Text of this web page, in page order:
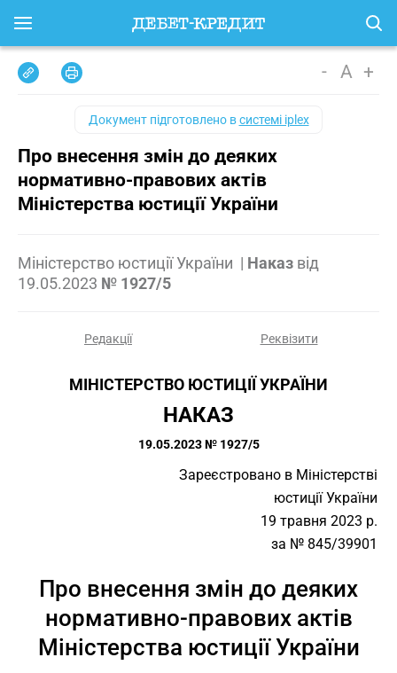
- A +
Документ підготовлено всистемі iplex
Про внесення змін до деяких
нормативно-правових актів
Міністерства юстиції України
Міністерство юстиції України | Наказ від
19.05.2023 № 1927/5
Редакції Реквізити
МІНІСТЕРСТВО ЮСТИЦІЇ УКРАЇНИ
НАКАЗ
19.05.2023 № 1927/5
Зареєстровано в Міністерстві
юстиції України
19 травня 2023 р.
за № 845/39901
Про внесення змін до деяких
нормативно-правових актів
Міністерства юстиції України